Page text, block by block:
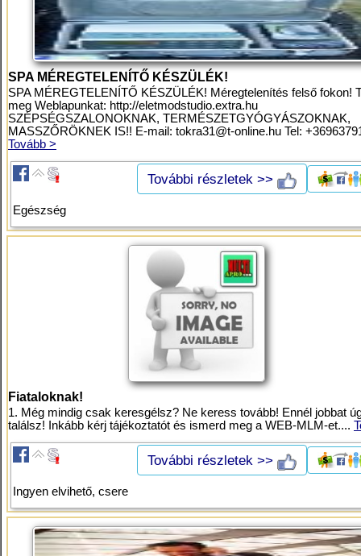
SPA MÉREGTELENÍTŐ KÉSZÜLÉK!
SPA MÉREGTELENÍTŐ KÉSZÜLÉK! Méregtelenítés felső fokon!
meg Weblapunkat: http://eletmodstudio.extra.hu
SZÉPSÉGSZALONOKNAK, TERMÉSZETGYÓGYÁSZOKNAK,
MASSZŐRÖKNEK IS!! E-mail: tokra31@t-online.hu Tel:
Tovább >
További részletek >>
Egészség
Fiataloknak!
1. Még mindig csak keresgélsz? Ne keress tovább! Ennél jobbat
találsz! Inkább kérj tájékoztatót és ismerd meg a WEB-MLM-et....
További részletek >>
Ingyen elvihető, csere